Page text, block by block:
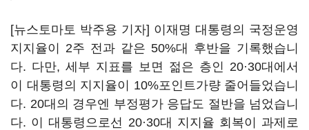
[뉴스토마토 박주용 기자] 이재명 대통령의 국정운영
지지율이 2주 전과 같은 50%대 후반을 기록했습니
다. 다만, 세부 지표를 보면 젊은 층인 20·30대에서
이 대통령의 지지율이 10%포인트가량 줄어들었습니
다. 20대의 경우엔 부정평가 응답도 절반을 넘었습니
다. 이 대통령으로선 20·30대 지지율 회복이 과제로